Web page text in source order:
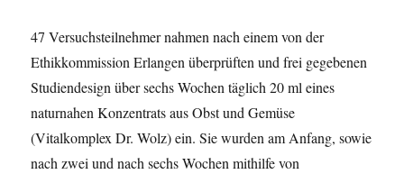
47 Versuchsteilnehmer nahmen nach einem von der
Ethikkommission Erlangen überprüften und frei gegebenen
Studiendesign über sechs Wochen täglich 20 ml eines
naturnahen Konzentrats aus Obst und Gemüse
(Vitalkomplex Dr. Wolz) ein. Sie wurden am Anfang, sowie
nach zwei und nach sechs Wochen mithilfe von